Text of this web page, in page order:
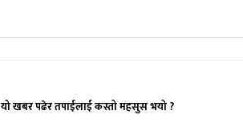
यो खबर पढेर तपाईलाई कस्तो महसुस भयो ?